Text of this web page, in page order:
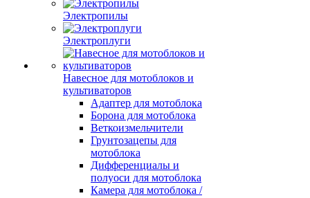
Электропилы
Электроплуги
Навесное для мотоблоков и
культиваторов
Адаптер для мотоблока
Борона для мотоблока
Веткоизмельчители
Грунтозацепы для
мотоблока
Дифференциалы и
полуоси для мотоблока
Камера для мотоблока /